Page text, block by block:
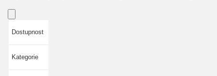
Dostupnost
Kategorie